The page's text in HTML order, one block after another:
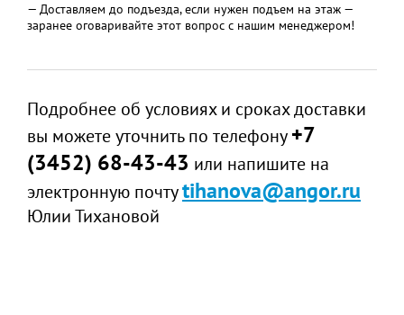
— Доставляем до подъезда, если нужен подъем на этаж —
заранее оговаривайте этот вопрос с нашим менеджером!
Подробнее об условиях и сроках доставки
вы можете уточнить по телефону+7
(3452) 68-43-43 или напишите на
электронную почтуtihanova@angor.ru
Юлии Тихановой